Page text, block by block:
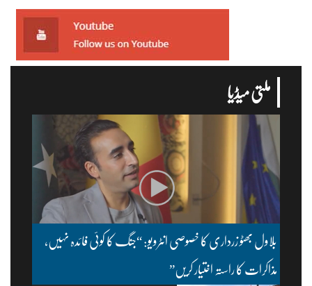
ملتی میڈیا
بلاول بھٹو زرداری کا خصوصی انٹرویو: “جنگ کا کوئی فائدہ نہیں،
مذاکرات کا راستہ اختیار کریں”